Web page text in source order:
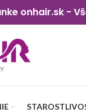
onhair.sk -